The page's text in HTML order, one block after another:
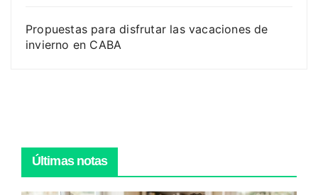
Propuestas para disfrutar las vacaciones de
invierno en CABA
Últimas notas